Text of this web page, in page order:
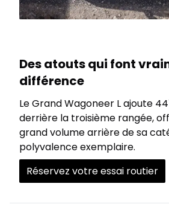
Des atouts qui font
différence
Le Grand Wagoneer L ajoute
derrière la troisième rangée,
grand volume arrière de sa
polyvalence exemplaire.
Réservez votre essai routier